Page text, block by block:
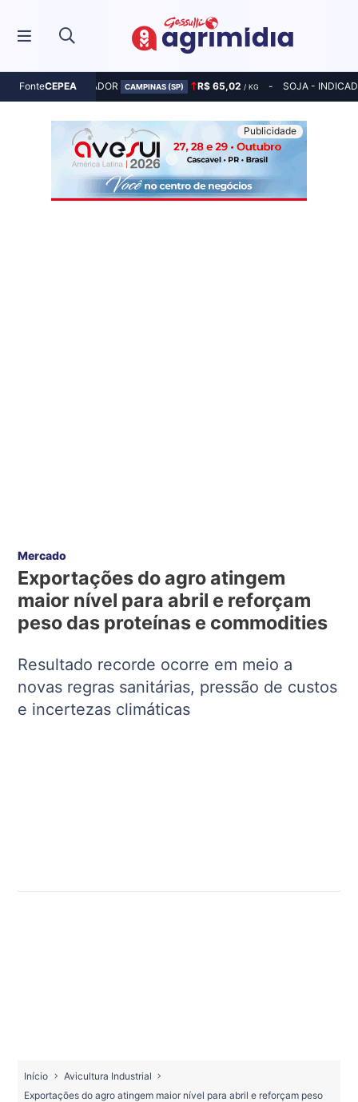
FonteCEPEA
MILHO - INDICADOR CAMPINAS (SP) R$ 65,02 / KG SOJA -
Mercado
Exportações do agro atingem
maior nível para abril e reforçam
peso das proteínas e commodities
Resultado recorde ocorre em meio a
novas regras sanitárias, pressão de custos
e incertezas climáticas
Início
Avicultura Industrial
Exportações do agro atingem maior nível para abril e reforçam peso